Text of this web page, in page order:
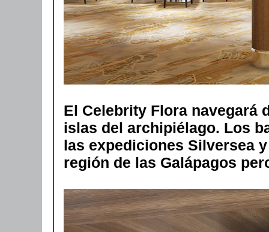
El Celebrity Flora navegará
islas del archipiélago. Los
las expediciones Silversea
región de las Galápagos